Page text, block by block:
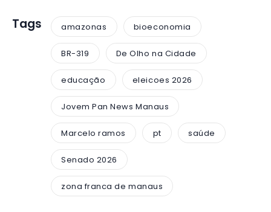
Tags amazonas bioeconomia
BR-319 De Olho na Cidade
educação eleicoes 2026
Jovem Pan News Manaus
Marcelo ramos pt saúde
Senado 2026
zona franca de manaus